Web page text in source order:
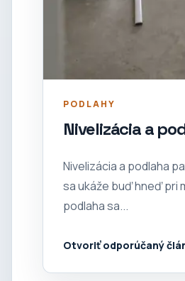
PODLAHY
Nivelizácia a
Nivelizácia a podlaha
sa ukáže buď hneď pri
podlaha sa...
Otvoriť odporúčaný